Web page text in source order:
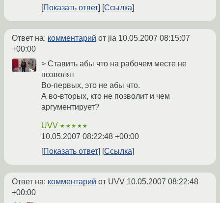
Показать ответ Ссылка
Ответ на: комментарий от jia 10.05.2007 08:15:07
+00:00
> Ставить абы что на рабочем месте не
позволят
Во-первых, это не абы что.
А во-вторых, кто не позволит и чем
аргументирует?
UVV ★★★★★
10.05.2007 08:22:48 +00:00
Показать ответ
Ссылка
Ответ на: комментарий от UVV 10.05.2007 08:22:48
+00:00